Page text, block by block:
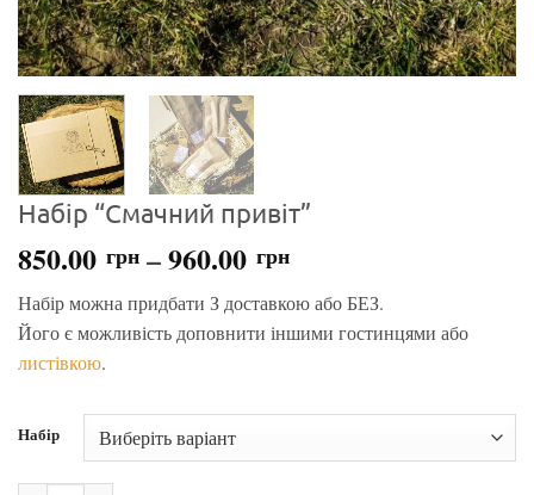
Набір “Смачний привіт”
850.00 грн –960.00 грн
Набір можна придбати З доставкою або БЕЗ.
Його є можливість доповнити іншими гостинцями або
листівкою.
Набір